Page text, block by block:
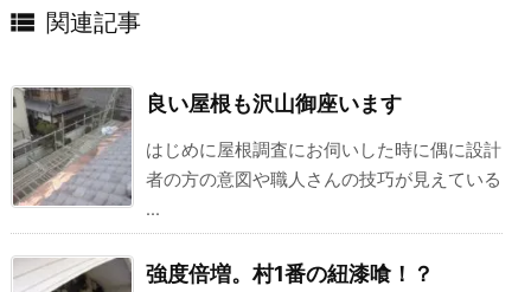
 関連記事
良い屋根も沢山御座います
はじめに屋根調査にお伺いした時に偶に設計
者の方の意図や職人さんの技巧が見えている
...
強度倍増。村1番の紐漆喰！？